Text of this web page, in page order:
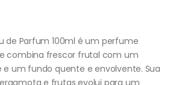
de Parfum 100ml é um perfume
combina frescor frutal com um
um fundo quente e envolvente. Sua